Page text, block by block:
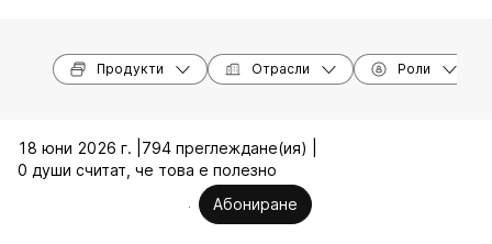
Продукти Отрасли Роли
18 юни 2026 г. | 794 преглеждане(ия) |
0 души считат, че това е полезно
Абониране